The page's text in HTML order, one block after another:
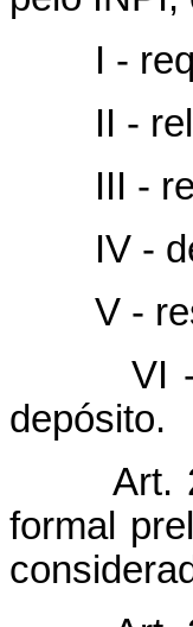
I -
II -
III -
IV -
V -
VI
depósito.
Art.
formal